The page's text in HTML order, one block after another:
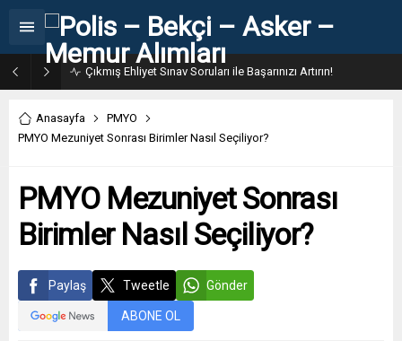
Çıkmış Ehliyet Sınav Soruları ile Başarınızı Artırın!
Anasayfa
PMYO
PMYO Mezuniyet Sonrası Birimler Nasıl Seçiliyor?
PMYO Mezuniyet Sonrası
Birimler Nasıl Seçiliyor?
Paylaş Tweetle Gönder
ABONE OL